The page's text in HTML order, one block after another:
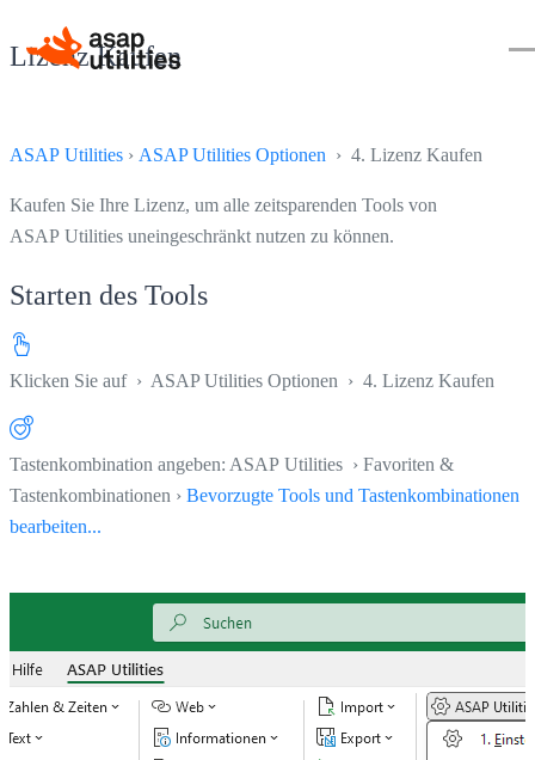
Lizenz Kaufen
ASAP Utilities › ASAP Utilities Optionen › 4. Lizenz Kaufen
Kaufen Sie Ihre Lizenz, um alle zeitsparenden Tools von
ASAP Utilities uneingeschränkt nutzen zu können.
Starten des Tools
Klicken Sie auf › ASAP Utilities Optionen › 4. Lizenz Kaufen
Tastenkombination angeben: ASAP Utilities › Favoriten &
Tastenkombinationen › Bevorzugte Tools und Tastenkombinationen
bearbeiten...